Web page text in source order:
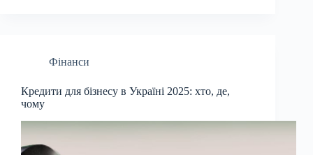
Фінанси
Кредити для бізнесу в Україні 2025: хто, де,
чому